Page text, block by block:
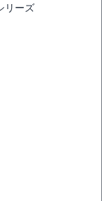
リーズ